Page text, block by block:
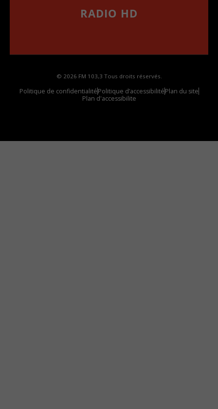
RADIO HD
© 2026 FM 103,3 Tous droits réservés.
Politique de confidentialitéPolitique d’accessibilitéPlan du site
Plan d'accessibilite